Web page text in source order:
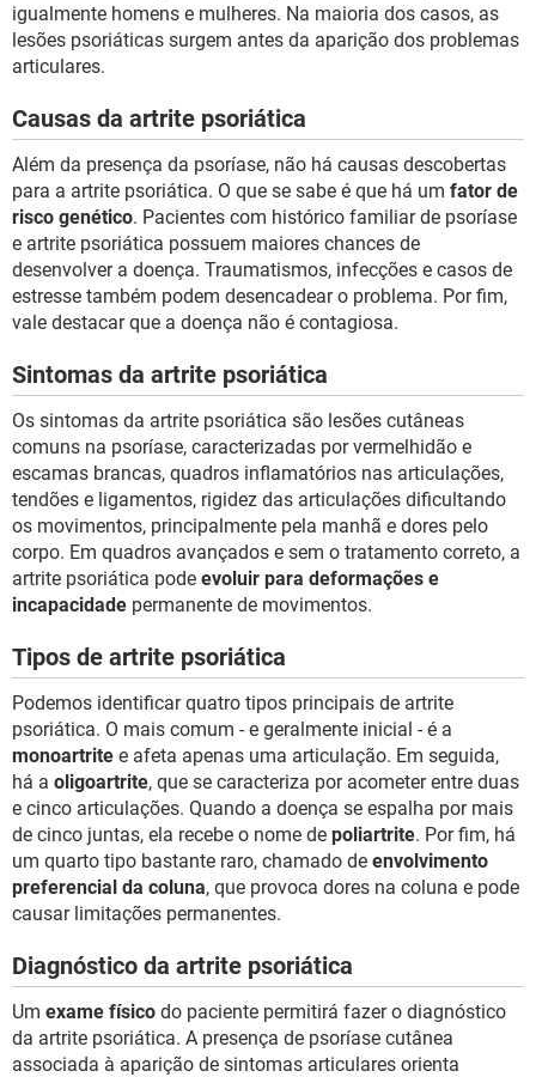
igualmente homens e mulheres. Na maioria dos casos, as
lesões psoriáticas surgem antes da aparição dos problemas
articulares.
Causas da artrite psoriática
Além da presença da psoríase, não há causas descobertas
para a artrite psoriática. O que se sabe é que há um fator de
risco genético. Pacientes com histórico familiar de psoríase
e artrite psoriática possuem maiores chances de
desenvolver a doença. Traumatismos, infecções e casos de
estresse também podem desencadear o problema. Por fim,
vale destacar que a doença não é contagiosa.
Sintomas da artrite psoriática
Os sintomas da artrite psoriática são lesões cutâneas
comuns na psoríase, caracterizadas por vermelhidão e
escamas brancas, quadros inflamatórios nas articulações,
tendões e ligamentos, rigidez das articulações dificultando
os movimentos, principalmente pela manhã e dores pelo
corpo. Em quadros avançados e sem o tratamento correto, a
artrite psoriática pode evoluir para deformações e
incapacidade permanente de movimentos.
Tipos de artrite psoriática
Podemos identificar quatro tipos principais de artrite
psoriática. O mais comum - e geralmente inicial - é a
monoartrite e afeta apenas uma articulação. Em seguida,
há a oligoartrite, que se caracteriza por acometer entre duas
e cinco articulações. Quando a doença se espalha por mais
de cinco juntas, ela recebe o nome de poliartrite. Por fim, há
um quarto tipo bastante raro, chamado de envolvimento
preferencial da coluna, que provoca dores na coluna e pode
causar limitações permanentes.
Diagnóstico da artrite psoriática
Um exame físico do paciente permitirá fazer o diagnóstico
da artrite psoriática. A presença de psoríase cutânea
associada à aparição de sintomas articulares orienta